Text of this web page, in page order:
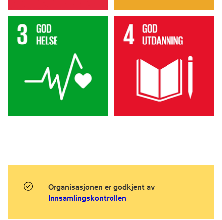
Organisasjonen er godkjent av
Innsamlingskontrollen